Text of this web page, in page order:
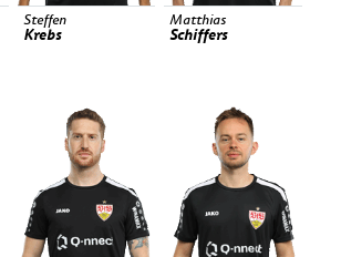
Steffen
Krebs
Matthias
Schiffers